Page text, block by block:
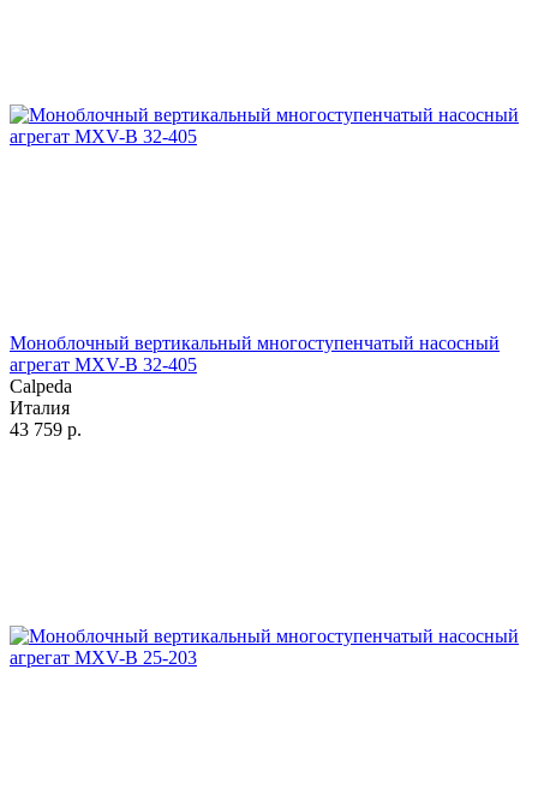
Моноблочный вертикальный многоступенчатый насосный
агрегат MXV-B 32-405
Calpeda
Италия
43 759 р.